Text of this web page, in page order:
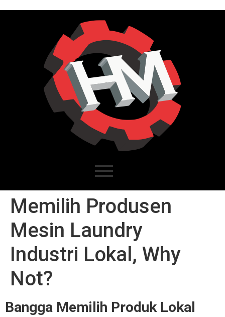
Memilih Produsen
Mesin Laundry
Industri Lokal, Why
Not?
Bangga Memilih Produk Lokal